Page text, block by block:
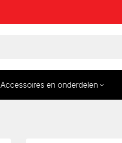
Accessoires en onderdelen